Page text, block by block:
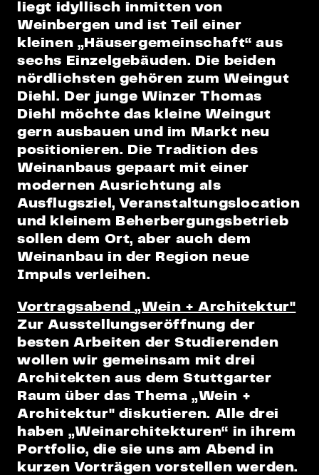
liegt idyllisch inmitten von
Weinbergen und ist Teil einer
kleinen „Häusergemeinschaft“ aus
sechs Einzelgebäuden. Die beiden
nördlichsten gehören zum Weingut
Diehl. Der junge Winzer Thomas
Diehl möchte das kleine Weingut
gern ausbauen und im Markt neu
positionieren. Die Tradition des
Weinanbaus gepaart mit einer
modernen Ausrichtung als
Ausflugsziel, Veranstaltungslocation
und kleinem Beherbergungsbetrieb
sollen dem Ort, aber auch dem
Weinanbau in der Region neue
Impuls verleihen.
Vortragsabend„Wein + Architektur"
Zur Ausstellungseröffnung der
besten Arbeiten der Studierenden
wollen wir gemeinsam mit drei
Architekten aus dem Stuttgarter
Raum über das Thema „Wein +
Architektur" diskutieren. Alle drei
haben „Weinarchitekturen“ in ihrem
Portfolio, die sie uns am Abend in
kurzen Vorträgen vorstellen werden.